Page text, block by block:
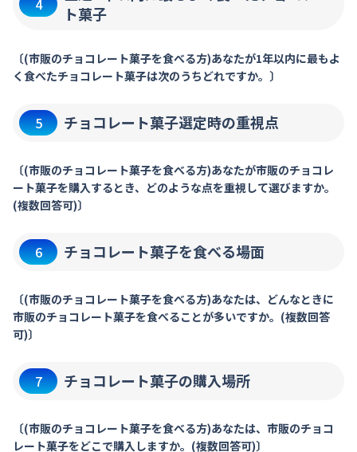
ト菓子
〔(市販のチョコレート菓子を食べる方)あなたが1年以内に最もよ
く食べたチョコレート菓子は次のうちどれですか。〕
5 チョコレート菓子選定時の重視点
〔(市販のチョコレート菓子を食べる方)あなたが市販のチョコレ
ート菓子を購入するとき、どのような点を重視して選びますか。
(複数回答可)〕
6 チョコレート菓子を食べる場面
〔(市販のチョコレート菓子を食べる方)あなたは、どんなときに
市販のチョコレート菓子を食べることが多いですか。(複数回答
可)〕
7 チョコレート菓子の購入場所
〔(市販のチョコレート菓子を食べる方)あなたは、市販のチョコ
レート菓子をどこで購入しますか。(複数回答可)〕